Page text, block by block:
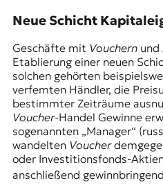
Neue Schicht
Geschäfte mit Vouchern und
Etablierung einer neuen
solchen gehörten
verfemten Händler, die
bestimmter Zeiträume
Voucher-Handel Gewinne
sogenannten „Manager“
wandelten Voucher
oder Investitionsfonds-
anschließend